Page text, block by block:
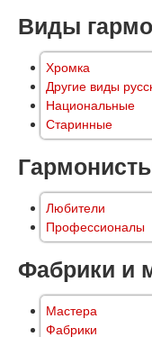
Виды
Хромка
Другие виды
Национальные
Старинные
Любители
Профессионалы
Фабрики и
Мастера
Фабрики